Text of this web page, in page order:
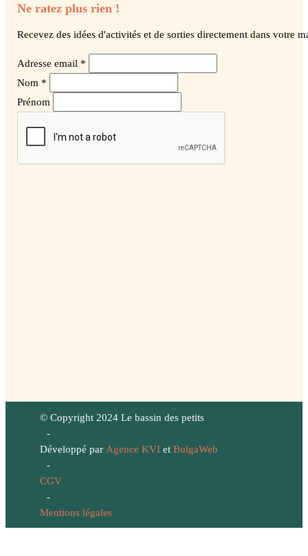
Ne ratez plus rien !
Recevez des idées d'activités et de sorties directement dans votre
Adresse email *
Nom *
Prénom
© Copyright 2024 Le bassin des petits
-
Développé par Agence KVIet BulgaWeb
-
CGV
-
Mentions légales